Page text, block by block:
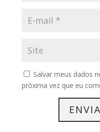
Salvar meus dados
próxima vez que eu